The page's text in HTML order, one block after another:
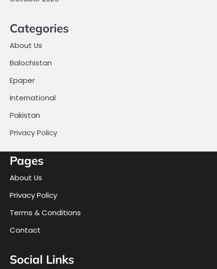
Categories
About Us
Balochistan
Epaper
International
Pakistan
Privacy Policy
Pages
About Us
Privacy Policy
Terms & Conditions
Contact
Social Links